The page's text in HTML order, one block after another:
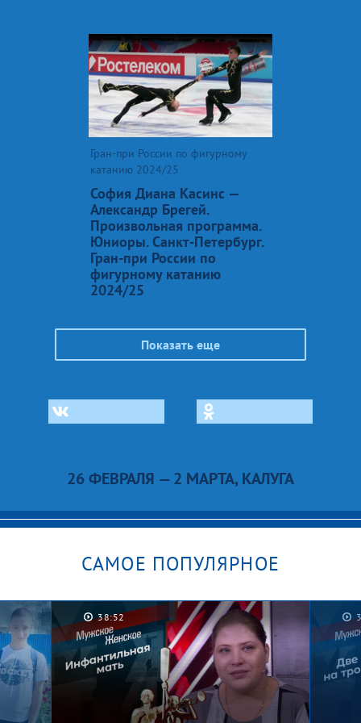
Гран-при России по фигурному
катанию 2024/25
София Диана Касинс —
Александр Брегей.
Произвольная программа.
Юниоры. Санкт-Петербург.
Гран-при России по
фигурному катанию
2024/25
Показать еще
26 ФЕВРАЛЯ — 2 МАРТА, КАЛУГА
САМОЕ ПОПУЛЯРНОЕ
38:52